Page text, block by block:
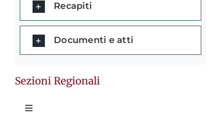
Recapiti
Documenti e atti
Sezioni Regionali
Toggle